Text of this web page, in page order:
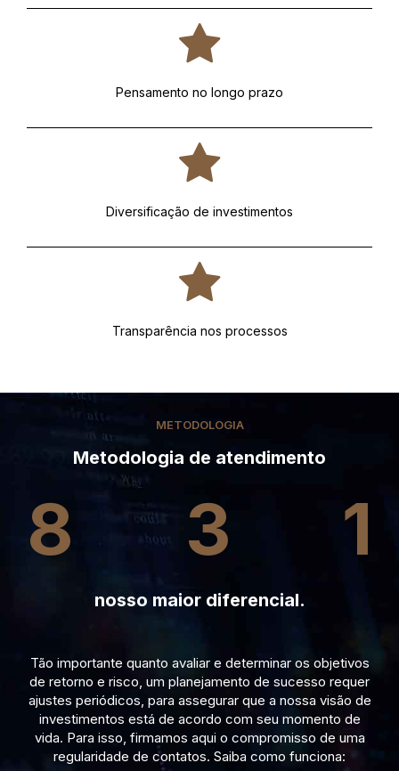
Pensamento no longo prazo
Diversificação de investimentos
Transparência nos processos
METODOLOGIA
Metodologia de atendimento
8 3 1
nosso maior diferencial.
Tão importante quanto avaliar e determinar os objetivos
de retorno e risco, um planejamento de sucesso requer
ajustes periódicos, para assegurar que a nossa visão de
investimentos está de acordo com seu momento de
vida. Para isso, firmamos aqui o compromisso de uma
regularidade de contatos. Saiba como funciona: